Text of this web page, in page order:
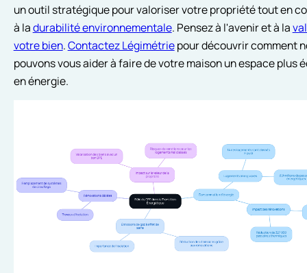
un outil stratégique pour valoriser votre propriété tout en
à ladurabilité environnementale. Pensez à l'avenir et à la
votre bien.Contactez Légimétriepour découvrir comment
pouvons vous aider à faire de votre maison un espace plus
en énergie.